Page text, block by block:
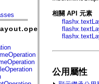
相關 API 元素
公用屬性